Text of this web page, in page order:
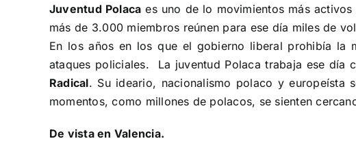
Juventud Polaca es uno de lo movimientos más
más de 3.000 miembros reúnen para ese día miles de
En los años en los que el gobierno liberal prohibía la
ataques policiales. La juventud Polaca trabaja ese día
Radical. Su ideario, nacionalismo polaco y europeísta
momentos, como millones de polacos, se sienten
De vista en Valencia.